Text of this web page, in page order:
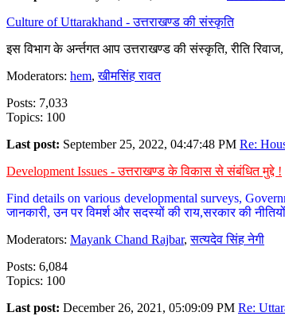
Culture of Uttarakhand - उत्तराखण्ड की संस्कृति
इस विभाग के अर्न्तगत आप उत्तराखण्ड की संस्कृति, रीति
Moderators: hem,खीमसिंह रावत
Posts: 7,033
Topics: 100
Last post: September 25, 2022, 04:47:48 PM Re:
Development Issues - उत्तराखण्ड के विकास से संबंधित मुद्दे !
Find details on various developmental surveys,
जानकारी, उन पर विमर्श और सदस्यों की राय,सरकार की
Moderators: Mayank Chand Rajbar,सत्यदेव सिंह नेगी
Posts: 6,084
Topics: 100
Last post: December 26, 2021, 05:09:09 PM Re: